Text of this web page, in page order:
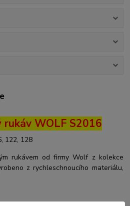
WOLF S2016
122, 128
rukávem od firmy Wolf z kolekce
z rychleschnoucího materiálu,